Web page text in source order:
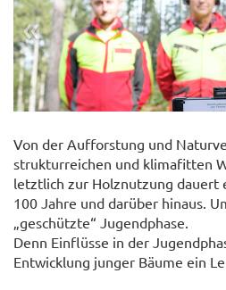
© Ing. Gerald
«
Von der Aufforstung und
strukturreichen und klimafitten
letztlich zur Holznutzung dauert
100 Jahre und darüber hinaus.
„geschützte“ Jugendphase.
Denn Einflüsse in der
Entwicklung junger Bäume ein